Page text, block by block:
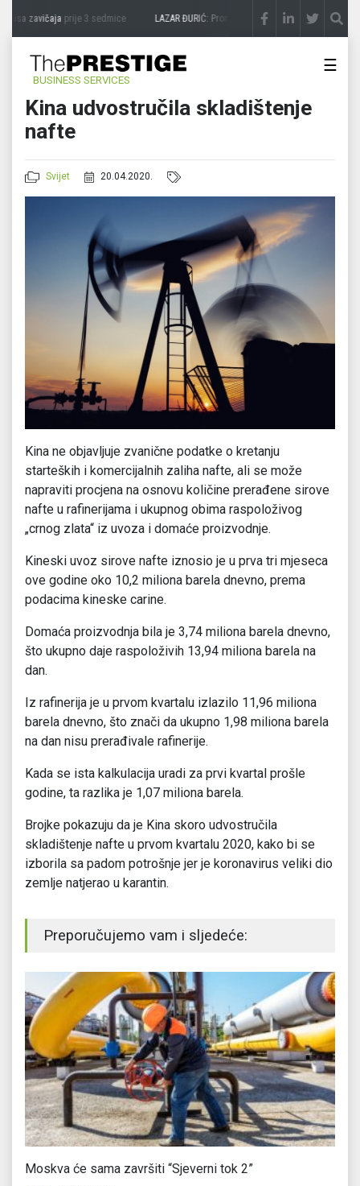
zavičajaprije 3 sedmice LAZAR ĐURIĆ: Promocija potencijal pretvara u
BUSINESS SERVICES
☰
Kina udvostručila skladištenje
nafte
Svijet 20.04.2020.
Kina ne objavljuje zvanične podatke o kretanju
starteških i komercijalnih zaliha nafte, ali se može
napraviti procjena na osnovu količine prerađene sirove
nafte u rafinerijama i ukupnog obima raspoloživog
„crnog zlata“ iz uvoza i domaće proizvodnje.
Kineski uvoz sirove nafte iznosio je u prva tri mjeseca
ove godine oko 10,2 miliona barela dnevno, prema
podacima kineske carine.
Domaća proizvodnja bila je 3,74 miliona barela dnevno,
što ukupno daje raspoloživih 13,94 miliona barela na
dan.
Iz rafinerija je u prvom kvartalu izlazilo 11,96 miliona
barela dnevno, što znači da ukupno 1,98 miliona barela
na dan nisu prerađivale rafinerije.
Kada se ista kalkulacija uradi za prvi kvartal prošle
godine, ta razlika je 1,07 miliona barela.
Brojke pokazuju da je Kina skoro udvostručila
skladištenje nafte u prvom kvartalu 2020, kako bi se
izborila sa padom potrošnje jer je koronavirus veliki dio
zemlje natjerao u karantin.
Preporučujemo vam i sljedeće:
Moskva će sama završiti “Sjeverni tok 2”